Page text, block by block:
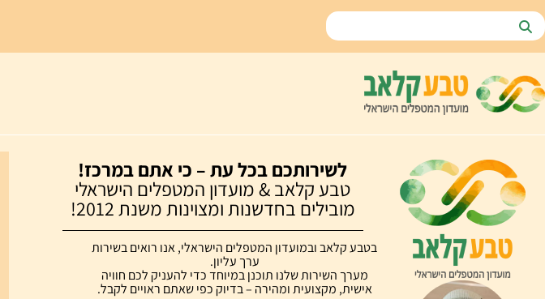
לשירותכם בכל עת – כי אתם במרכז!
טבע קלאב & מועדון המטפלים הישראלי
מובילים בחדשנות ומצוינות משנת 2012!
בטבע קלאב ובמועדון המטפלים הישראלי, אנו רואים בשירות
ערך עליון.
מערך השירות שלנו תוכנן במיוחד כדי להעניק לכם חוויה
אישית, מקצועית ומהירה – בדיוק כפי שאתם ראויים לקבל.